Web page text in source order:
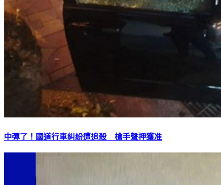
中彈了！國道行車糾紛遭追殺 槍手聲押獲准